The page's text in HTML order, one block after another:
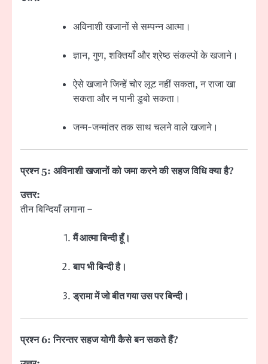
अविनाशी खजानों से सम्पन्न आत्मा।
ज्ञान, गुण, शक्तियाँ और श्रेष्ठ संकल्पों के खजाने।
ऐसे खजाने जिन्हें चोर लूट नहीं सकता, न राजा खा
सकता और न पानी डुबो सकता।
जन्म-जन्मांतर तक साथ चलने वाले खजाने।
प्रश्न 5: अविनाशी खजानों को जमा करने की सहज विधि क्या है?
उत्तर:
तीन बिन्दियाँ लगाना –
मैं आत्मा बिन्दी हूँ।
बाप भी बिन्दी है।
ड्रामा में जो बीत गया उस पर बिन्दी।
प्रश्न 6: निरन्तर सहज योगी कैसे बन सकते हैं?